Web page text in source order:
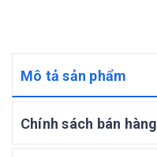
Mô tả sản phẩm
Chính sách bán hàng